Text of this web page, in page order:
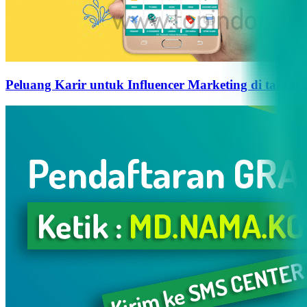
Peluang Karir untuk Influencer Marketing di tahun